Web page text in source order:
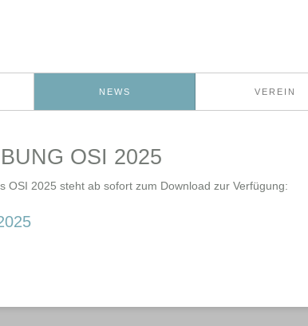
NEWS VEREIN
OSI 2025
OSI 2025 steht ab sofort zum Download zur Verfügung: